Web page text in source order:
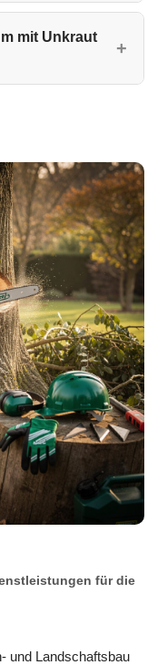
mit Unkraut
für die
und Landschaftsbau